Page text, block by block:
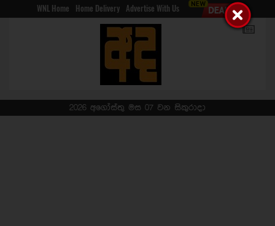
WNL Home Home Delivery Advertise With Us
2026 අගෝස්තු මස 07 වන සිකුරාදා